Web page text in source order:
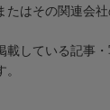
たはその関連会
載している記事